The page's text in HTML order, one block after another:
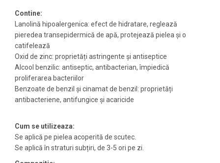
Contine:
Lanolină hipoalergenica: efect de hidratare, reglează
pieredea transepidermică de apă, protejează pielea și o
catifelează
Oxid de zinc: proprietăți astringente și antiseptice
Alcool benzilic: antiseptic, antibacterian, împiedică
proliferarea bacteriilor
Benzoate de benzil și cinamat de benzil: proprietăți
antibacteriene, antifungice și acaricide
Cum se utilizeaza:
Se aplică pe pielea acoperită de scutec.
Se aplică în straturi subțiri, de 3-5 ori pe zi.